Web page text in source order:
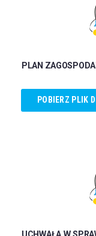
PLAN
POBIERZ PLIK
UCHWAŁA W